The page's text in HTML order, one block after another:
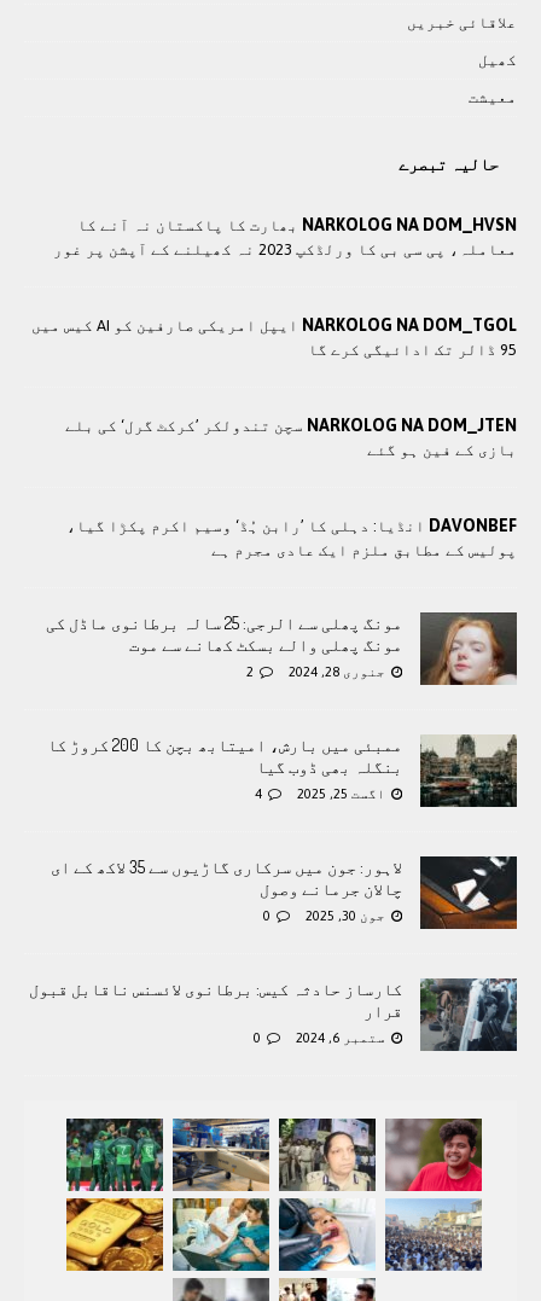
علاقائی خبريں
کھيل
معيشت
حالیہ تبصرے
NARKOLOG NA DOM_HVSN بھارت کا پاکستان نہ آنے کا
معاملہ، پی سی بی کا ورلڈکپ 2023 نہ کھیلنے کے آپشن پر غور
NARKOLOG NA DOM_TGOL
ایپل امریکی صارفین کو AI کیس میں
95 ڈالر تک ادائیگی کرے گا
NARKOLOG NA DOM_JTEN سچن تندولکر ’کرکٹ گرل‘ کی بلے
بازی کے فین ہو گئے
DAVONBEF انڈیا: دہلی کا ’رابن ہُڈ‘ وسیم اکرم پکڑا گیا،
پولیس کے مطابق ملزم ایک عادی مجرم ہے
مونگ پھلی سے الرجی: 25 سالہ برطانوی ماڈل کی
مونگ پھلی والے بسکٹ کھانے سے موت
جنوری 28, 2024 2
ممبئی میں بارش، امیتابھ بچن کا 200 کروڑ کا
بنگلہ بھی ڈوب گیا
اگست 25, 2025 4
لاہور: جون میں سرکاری گاڑیوں سے 35 لاکھ کے ای
چالان جرمانے وصول
جون 30, 2025 0
کارساز حادثہ کیس: برطانوی لائسنس ناقابل قبول
قرار
ستمبر 6, 2024 0